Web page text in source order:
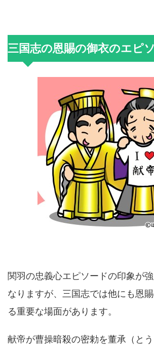
三国志の恩賜の御衣のエピ
関羽の忠義心エピソードの印象が
なりますが、三国志では他にも恩
る重要な場面があります。
献帝が曹操暗殺の密勅を董承（と